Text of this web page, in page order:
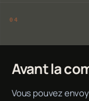
Avant la
Vous pouvez